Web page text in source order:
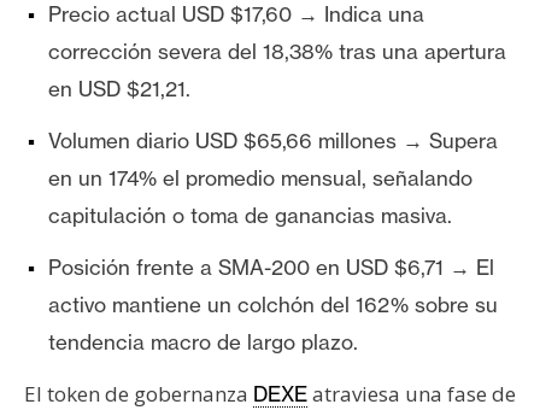
r
e
n
a
T
e
a
s
Precio actual USD $17,60 → Indica una
corrección severa del 18,38% tras una apertura
en USD $21,21.
Volumen diario USD $65,66 millones → Supera
en un 174% el promedio mensual, señalando
capitulación o toma de ganancias masiva.
Posición frente a SMA-200 en USD $6,71 → El
activo mantiene un colchón del 162% sobre su
tendencia macro de largo plazo.
El token de gobernanza DEXEatraviesa una fase de